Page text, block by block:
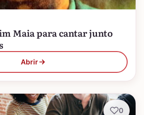
Maia para cantar junto
Abrir
0